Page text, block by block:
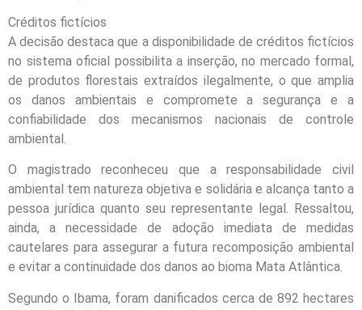
Créditos fictícios
A decisão destaca que a disponibilidade de créditos fictícios
no sistema oficial possibilita a inserção, no mercado formal,
de produtos florestais extraídos ilegalmente, o que amplia
os danos ambientais e compromete a segurança e a
confiabilidade dos mecanismos nacionais de controle
ambiental.
O magistrado reconheceu que a responsabilidade civil
ambiental tem natureza objetiva e solidária e alcança tanto a
pessoa jurídica quanto seu representante legal. Ressaltou,
ainda, a necessidade de adoção imediata de medidas
cautelares para assegurar a futura recomposição ambiental
e evitar a continuidade dos danos ao bioma Mata Atlântica.
Segundo o Ibama, foram danificados cerca de 892 hectares